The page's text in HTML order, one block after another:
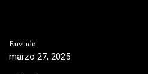
Enviado
marzo 27, 2025